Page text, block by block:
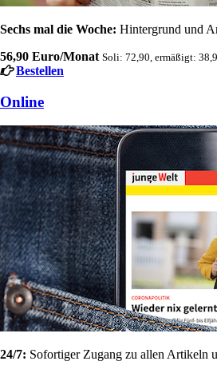
Sechs mal die Woche: Hintergrund und
56,90 Euro/Monat Soli: 72,90, ermäßigt:
Bestellen
Online
24/7: Sofortiger Zugang zu allen Artikeln